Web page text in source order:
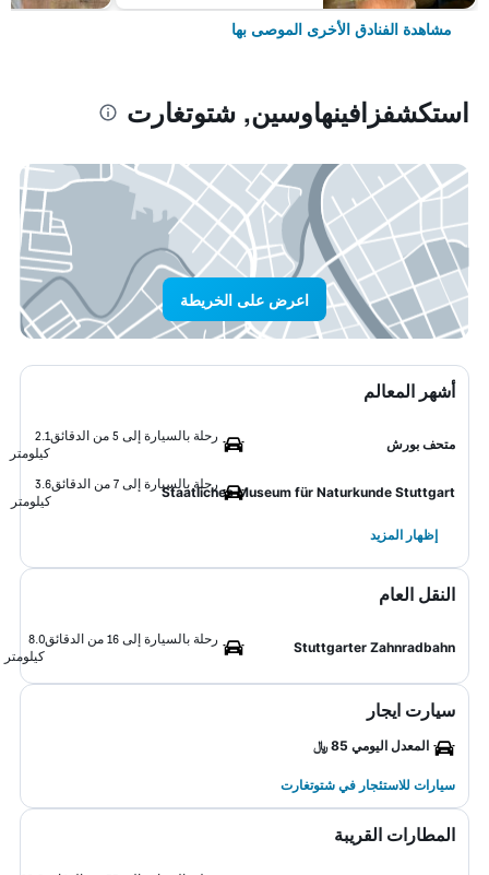
مشاهدة الفنادق الأخرى الموصى بها
استكشفزافينهاوسين, شتوتغارت
اعرض على الخريطة
أشهر المعالم
متحف بورش
رحلة بالسيارة إلى 5 من الدقائق
2.1
كيلومتر
Staatliches Museum für Naturkunde Stuttgart
رحلة بالسيارة إلى 7 من الدقائق
3.6
كيلومتر
إظهار المزيد
النقل العام
Stuttgarter Zahnradbahn
رحلة بالسيارة إلى 16 من الدقائق
8.0
كيلومتر
سيارت ايجار
المعدل اليومي 85 ﷼
سيارات للاستئجار في شتوتغارت
المطارات القريبة